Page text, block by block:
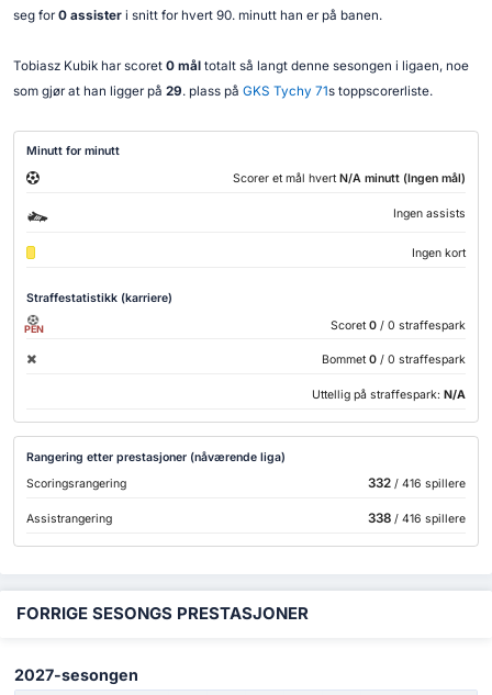
seg for 0 assisteri snitt for hvert 90. minutt han er på banen.
Tobiasz Kubik har scoret 0 måltotalt så langt denne sesongen i ligaen, noe
som gjør at han ligger på 29. plass på GKS Tychy 71s toppscorerliste.
Minutt for minutt
Scorer et mål hvertN/A minutt (Ingen mål)
Ingen assists
Ingen kort
Straffestatistikk (karriere)
PEN Scoret 0 / 0 straffespark
Bommet 0 / 0 straffespark
Uttellig på straffespark: N/A
Rangering etter prestasjoner (nåværende liga)
Scoringsrangering
332/ 416 spillere
Assistrangering 338/ 416 spillere
FORRIGE SESONGS PRESTASJONER
2027-sesongen